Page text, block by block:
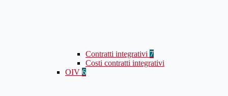
Contratti integrativi 7
Costi contratti integrativi
OIV 6